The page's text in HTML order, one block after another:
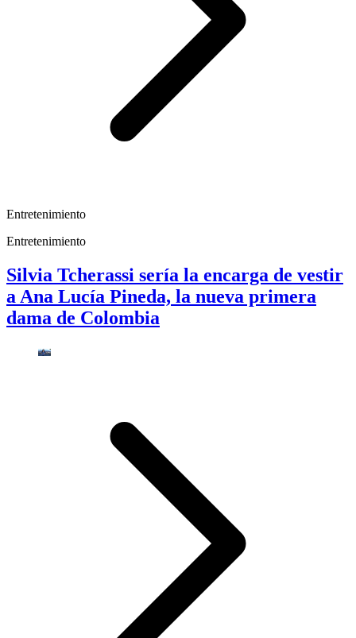
Entretenimiento
Entretenimiento
Silvia Tcherassi sería la encarga de vestir
a Ana Lucía Pineda, la nueva primera
dama de Colombia